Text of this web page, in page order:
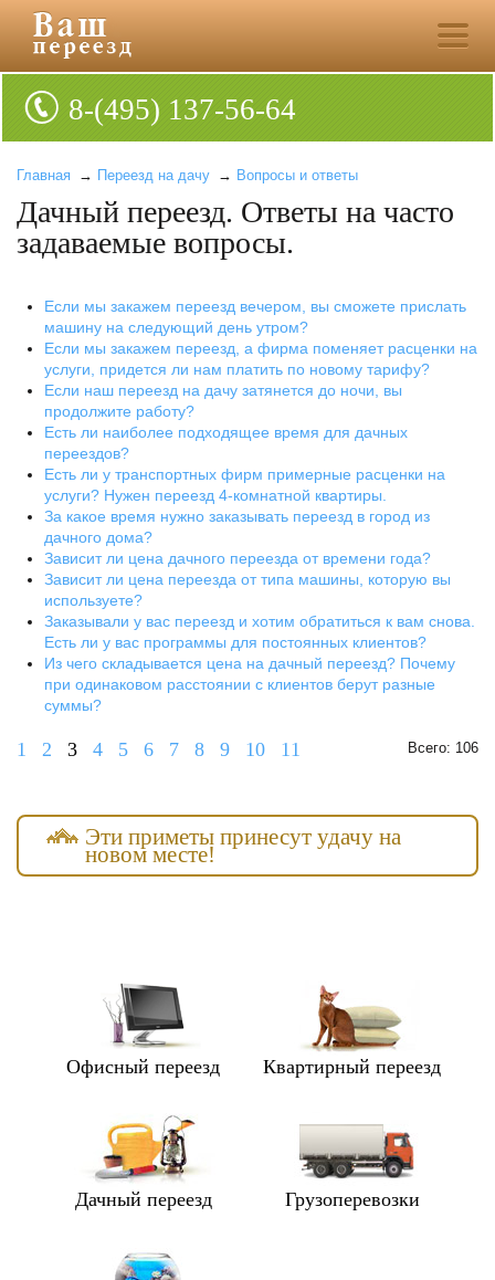
8-(495) 137-56-64
Главная → Переезд на дачу → Вопросы и ответы
Дачный переезд. Ответы на часто
задаваемые вопросы.
Если мы закажем переезд вечером, вы сможете прислать
машину на следующий день утром?
Если мы закажем переезд, а фирма поменяет расценки на
услуги, придется ли нам платить по новому тарифу?
Если наш переезд на дачу затянется до ночи, вы
продолжите работу?
Есть ли наиболее подходящее время для дачных
переездов?
Есть ли у транспортных фирм примерные расценки на
услуги? Нужен переезд 4-комнатной квартиры.
За какое время нужно заказывать переезд в город из
дачного дома?
Зависит ли цена дачного переезда от времени года?
Зависит ли цена переезда от типа машины, которую вы
используете?
Заказывали у вас переезд и хотим обратиться к вам снова.
Есть ли у вас программы для постоянных клиентов?
Из чего складывается цена на дачный переезд? Почему
при одинаковом расстоянии с клиентов берут разные
суммы?
Всего: 106
1 2 3 4 5 6 7 8 9 10 11
Эти приметы принесут удачу на
новом месте!
Офисный переезд Квартирный переезд
Дачный переезд Грузоперевозки